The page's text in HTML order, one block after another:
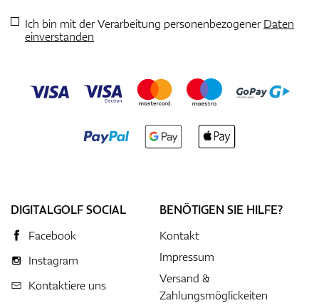
Ich bin mit der Verarbeitung personenbezogenerDaten
einverstanden
DIGITALGOLF SOCIAL
Facebook
Instagram
Kontaktiere uns
BENÖTIGEN SIE HILFE?
Kontakt
Impressum
Versand &
Zahlungsmöglickeiten